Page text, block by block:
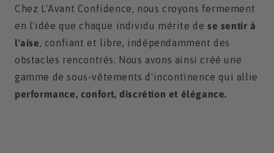
Chez L'Avant Confidence, nous croyons fermement
en l'idée que chaque individu mérite dese sentir à
l'aise, confiant et libre, indépendamment des
obstacles rencontrés. Nous avons ainsi créé une
gamme de sous-vêtements d'incontinence qui allie
performance, confort, discrétion et élégance.